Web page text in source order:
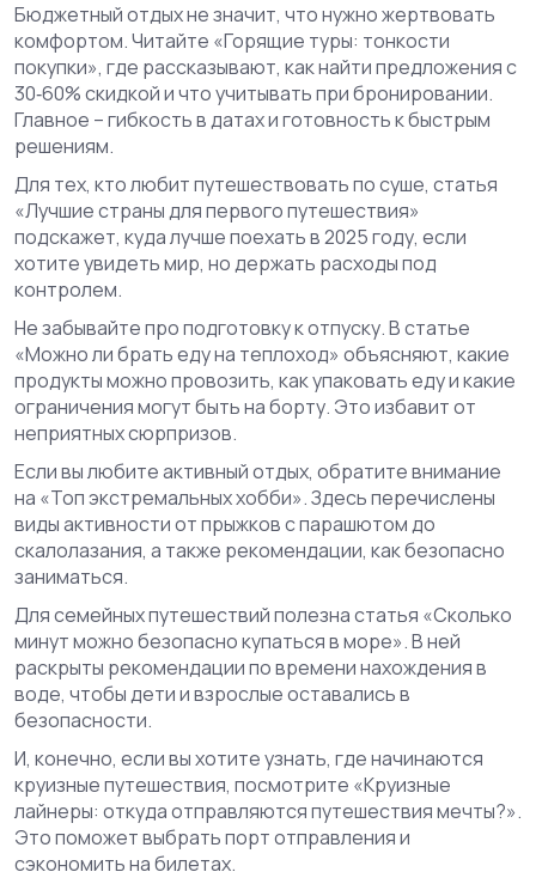
Бюджетный отдых не значит, что нужно жертвовать
комфортом. Читайте «Горящие туры: тонкости
покупки», где рассказывают, как найти предложения с
30‑60% скидкой и что учитывать при бронировании.
Главное – гибкость в датах и готовность к быстрым
решениям.
Для тех, кто любит путешествовать по суше, статья
«Лучшие страны для первого путешествия»
подскажет, куда лучше поехать в 2025 году, если
хотите увидеть мир, но держать расходы под
контролем.
Не забывайте про подготовку к отпуску. В статье
«Можно ли брать еду на теплоход» объясняют, какие
продукты можно провозить, как упаковать еду и какие
ограничения могут быть на борту. Это избавит от
неприятных сюрпризов.
Если вы любите активный отдых, обратите внимание
на «Топ экстремальных хобби». Здесь перечислены
виды активности от прыжков с парашютом до
скалолазания, а также рекомендации, как безопасно
заниматься.
Для семейных путешествий полезна статья «Сколько
минут можно безопасно купаться в море». В ней
раскрыты рекомендации по времени нахождения в
воде, чтобы дети и взрослые оставались в
безопасности.
И, конечно, если вы хотите узнать, где начинаются
круизные путешествия, посмотрите «Круизные
лайнеры: откуда отправляются путешествия мечты?».
Это поможет выбрать порт отправления и
сэкономить на билетах.